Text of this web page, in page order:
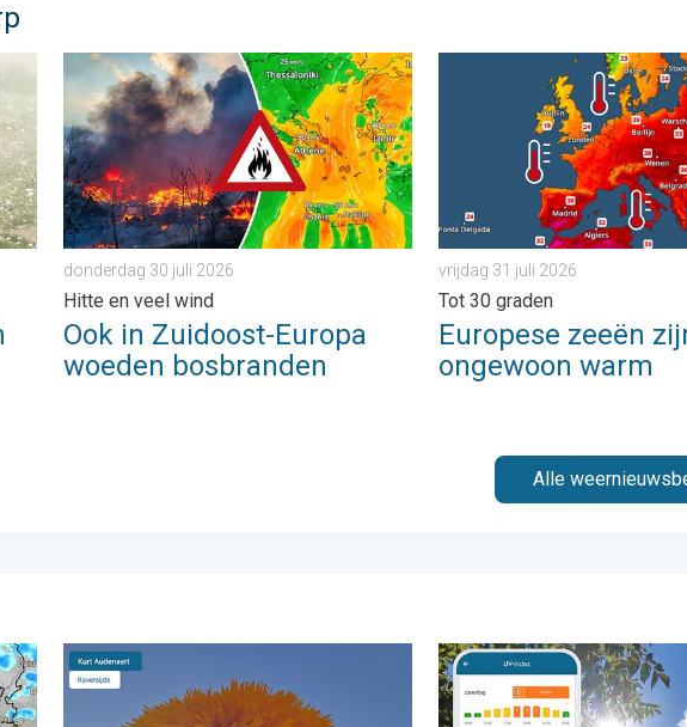
treft steden. . . vrijdag 7 augustus 2026
Ook in Zuidoost-Europa woeden bosbranden. Hitte en veel wind. . .
donderdag 30 juli 2026
Hitte en veel wind
Ook in Zuidoost-Europa
woeden bosbranden
Europese zeeën zijn
vrijdag 31 juli 2026
Tot 30 graden
Europese zeeën
ongewoon warm
Alle
. . vrijdag 24 juli 2026
Stuur jouw weerfoto van de week!. Weer&Radar Uploader. . . zondag 2
Zonkracht blijft hoog.